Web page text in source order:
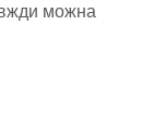
можна